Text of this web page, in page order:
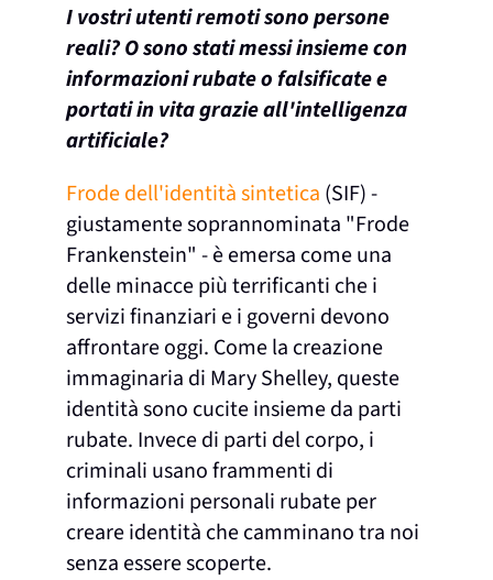
I vostri utenti remoti sono persone
reali? O sono stati messi insieme con
informazioni rubate o falsificate e
portati in vita grazie all'intelligenza
artificiale?
Frode dell'identità sintetica (SIF) -
giustamente soprannominata "Frode
Frankenstein" - è emersa come una
delle minacce più terrificanti che i
servizi finanziari e i governi devono
affrontare oggi. Come la creazione
immaginaria di Mary Shelley, queste
identità sono cucite insieme da parti
rubate. Invece di parti del corpo, i
criminali usano frammenti di
informazioni personali rubate per
creare identità che camminano tra noi
senza essere scoperte.